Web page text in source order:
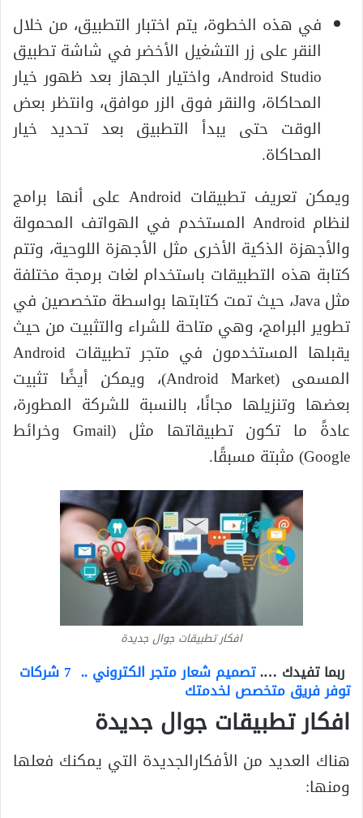
في هذه الخطوة، يتم اختبار التطبيق، من خلال
النقر على زر التشغيل الأخضر في شاشة تطبيق
Android Studio، واختيار الجهاز بعد ظهور خيار
المحاكاة، والنقر فوق الزر موافق، وانتظر بعض
الوقت حتى يبدأ التطبيق بعد تحديد خيار
المحاكاة.
ويمكن تعريف تطبيقات Android على أنها برامج
لنظام Android المستخدم في الهواتف المحمولة
والأجهزة الذكية الأخرى مثل الأجهزة اللوحية، وتتم
كتابة هذه التطبيقات باستخدام لغات برمجة مختلفة
مثل Java، حيث تمت كتابتها بواسطة متخصصين في
تطوير البرامج، وهي متاحة للشراء والتثبيت من حيث
يقبلها المستخدمون في متجر تطبيقات Android
المسمى (Android Market)، ويمكن أيضًا تثبيت
بعضها وتنزيلها مجانًا، بالنسبة للشركة المطورة،
عادةً ما تكون تطبيقاتها مثل (Gmail وخرائط
Google) مثبتة مسبقًا.
افكار تطبيقات جوال جديدة
ربما تفيدك …. تصميم شعار متجر الكتروني .. 7 شركات
توفر فريق متخصص لخدمتك
افكار تطبيقات جوال جديدة
هناك العديد من الأفكارالجديدة التي يمكنك فعلها
ومنها: